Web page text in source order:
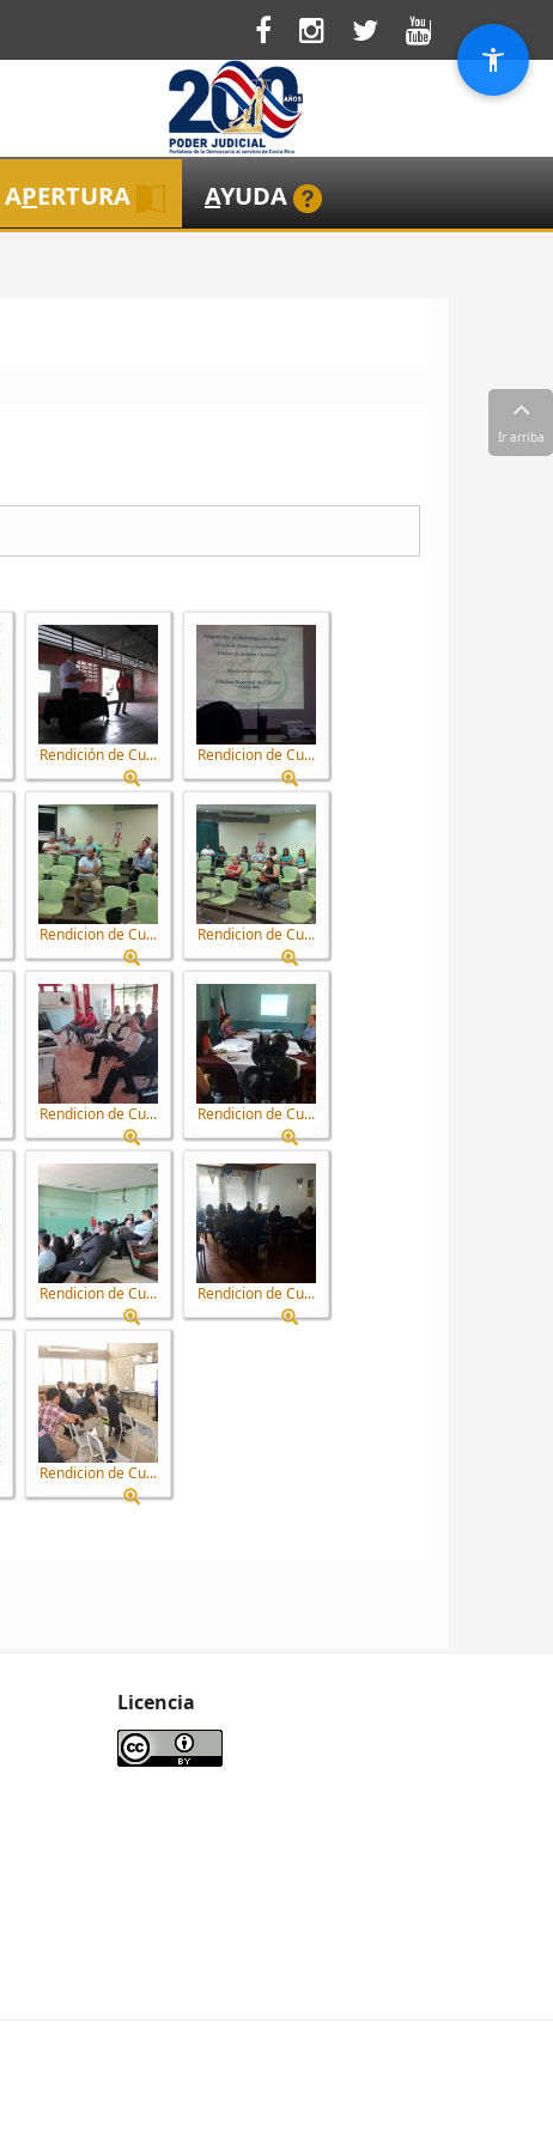
APERTURA AYUDA
Rendición de Cu... Rendicion de Cu...
Rendicion de Cu... Rendicion de Cu...
Rendicion de Cu... Rendicion de Cu...
Rendicion de Cu... Rendicion de Cu...
Rendicion de Cu...
Licencia
Ir arriba